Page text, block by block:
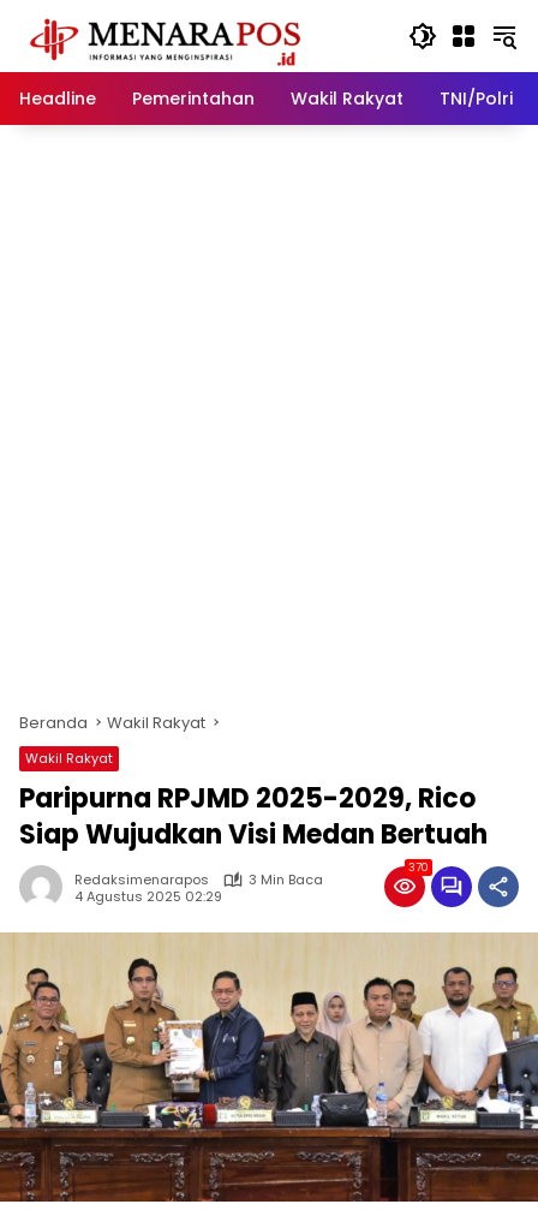
konten
Headline
Pemerintahan Wakil Rakyat TNI/Polri
Beranda Wakil Rakyat
Wakil Rakyat
Paripurna RPJMD 2025-2029, Rico
Siap Wujudkan Visi Medan Bertuah
Redaksimenarapos
3 Min Baca
4 Agustus 2025 02:29
370